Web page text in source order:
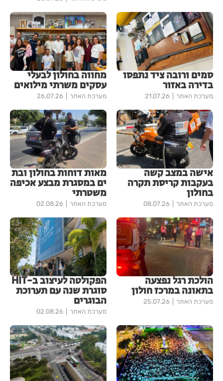
סמים ורובה ציד נתפסו
בדירה באזור
מערכת האתר 21.07.26
מחווה בחולון לבעלי
עסקים משרתי מילואים
מערכת האתר 26.07.26
אישה במצב קשה
בעקבות קריסת תקרה
בחולון
מערכת האתר 08.07.26
מאות דוחות בחולון ובת
ים במסגרת מבצע אכיפה
משטרתי
מערכת האתר 02.08.26
הולכת רגל נפצעה
בתאונה במרכז חולון
מערכת האתר 25.07.26
הפקולטה לעיצוב ב-HIT
סוגרת שנה עם תערוכת
הבוגרים
מערכת האתר 02.08.26